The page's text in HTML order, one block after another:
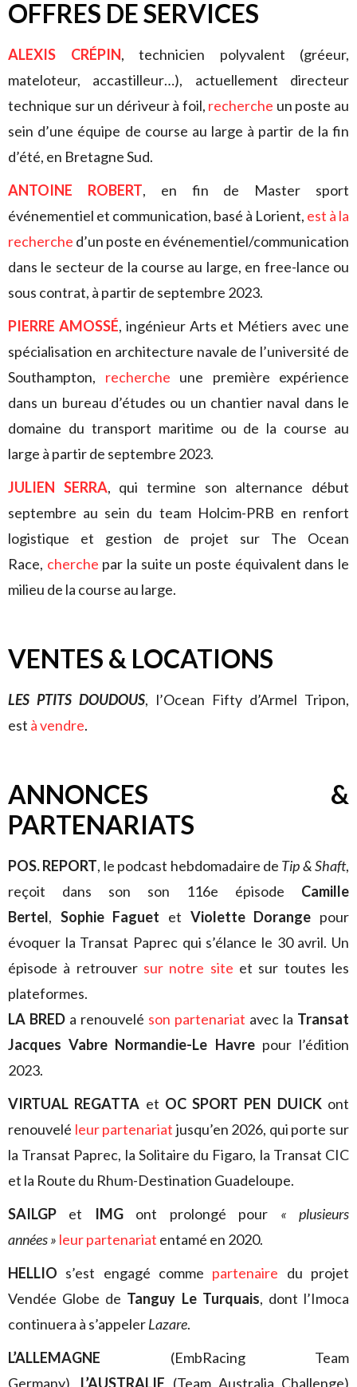
OFFRES DE SERVICES
ALEXIS CRÉPIN, technicien polyvalent (gréeur,
mateloteur, accastilleur…), actuellement directeur
technique sur un dériveur à foil, recherche un poste au
sein d’une équipe de course au large à partir de la fin
d’été, en Bretagne Sud.
ANTOINE ROBERT, en fin de Master sport
événementiel et communication, basé à Lorient, est à la
recherche d’un poste en événementiel/communication
dans le secteur de la course au large, en free-lance ou
sous contrat, à partir de septembre 2023.
PIERRE AMOSSÉ, ingénieur Arts et Métiers avec une
spécialisation en architecture navale de l’université de
Southampton, recherche une première expérience
dans un bureau d’études ou un chantier naval dans le
domaine du transport maritime ou de la course au
large à partir de septembre 2023.
JULIEN SERRA, qui termine son alternance début
septembre au sein du team Holcim-PRB en renfort
logistique et gestion de projet sur The Ocean
Race, cherche par la suite un poste équivalent dans le
milieu de la course au large.
VENTES & LOCATIONS
LES PTITS DOUDOUS, l’Ocean Fifty d’Armel Tripon,
est à vendre.
ANNONCES &
PARTENARIATS
POS. REPORT, le podcast hebdomadaire de Tip & Shaft,
reçoit dans son son 116e épisode Camille
Bertel, Sophie Faguet et Violette Dorange pour
évoquer la Transat Paprec qui s’élance le 30 avril. Un
épisode à retrouver sur notre site et sur toutes les
plateformes.
LA BRED a renouvelé son partenariat avec la Transat
Jacques Vabre Normandie-Le Havrepour l’édition
2023.
VIRTUAL REGATTA et OC SPORT PEN DUICKont
renouvelé leur partenariat jusqu’en 2026, qui porte sur
la Transat Paprec, la Solitaire du Figaro, la Transat CIC
et la Route du Rhum-Destination Guadeloupe.
SAILGP et IMGont prolongé pour « plusieurs
années » leur partenariat entamé en 2020.
HELLIO s’est engagé comme partenaire du projet
Vendée Globe de Tanguy Le Turquais, dont l’Imoca
continuera à s’appelerLazare.
L’ALLEMAGNE (EmbRacing Team
Germany), L’AUSTRALIE (Team Australia Challenge)